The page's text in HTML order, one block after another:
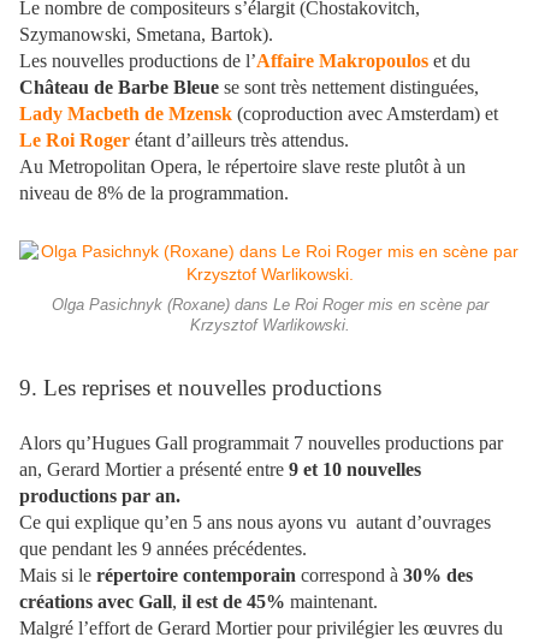
Le nombre de compositeurs s’élargit (Chostakovitch,
Szymanowski, Smetana, Bartok).
Les nouvelles productions de l’Affaire Makropoulos et du
Château de Barbe Bleue se sont très nettement distinguées,
Lady Macbeth de Mzensk (coproduction avec Amsterdam) et
Le Roi Roger étant d’ailleurs très attendus.
Au Metropolitan Opera, le répertoire slave reste plutôt à un
niveau de 8% de la programmation.
Olga Pasichnyk (Roxane) dans Le Roi Roger mis en scène par
Krzysztof Warlikowski.
9. Les reprises et nouvelles productions
Alors qu’Hugues Gall programmait 7 nouvelles productions par
an, Gerard Mortier a présenté entre 9 et 10 nouvelles
productions par an.
Ce qui explique qu’en 5 ans nous ayons vu autant d’ouvrages
que pendant les 9 années précédentes.
Mais si le répertoire contemporain correspond à 30% des
créations avec Gall, il est de 45% maintenant.
Malgré l’effort de Gerard Mortier pour privilégier les œuvres du